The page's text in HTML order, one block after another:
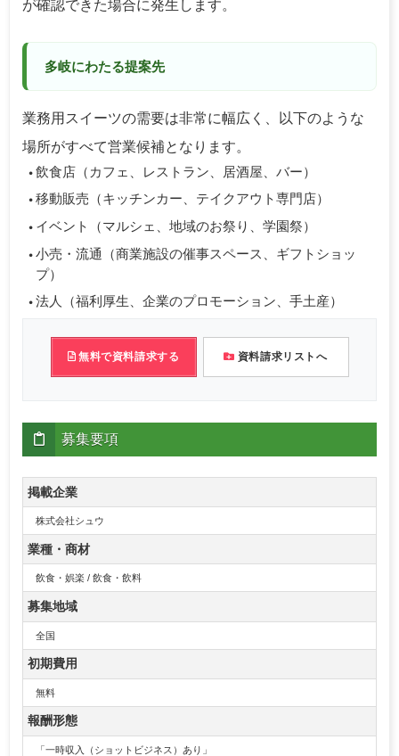
が確認できた場合に発生します。
多岐にわたる提案先
業務用スイーツの需要は非常に幅広く、以下のような
場所がすべて営業候補となります。
飲食店（カフェ、レストラン、居酒屋、バー）
移動販売（キッチンカー、テイクアウト専門店）
イベント（マルシェ、地域のお祭り、学園祭）
小売・流通（商業施設の催事スペース、ギフトショッ
プ）
法人（福利厚生、企業のプロモーション、手土産）
無料で資料請求する 資料請求リストへ
募集要項
掲載企業
株式会社シュウ
業種・商材
飲食・娯楽 / 飲食・飲料
募集地域
全国
初期費用
無料
報酬形態
「一時収入（ショットビジネス）あり」